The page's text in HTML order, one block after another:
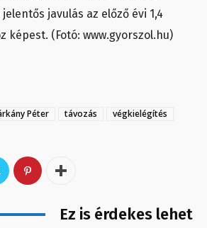
javulás az előző évi 1,4
képest. (Fotó: www.gyorszol.hu)
Péter távozás
végkielégítés
Ez is érdekes lehet